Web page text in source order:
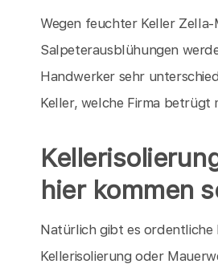
Wegen feuchter Keller
Salpeterausblühungen
Handwerker sehr
Keller, welche Firma betrügt
hier kommen
Natürlich gibt es ordentliche
Kellerisolierung oder